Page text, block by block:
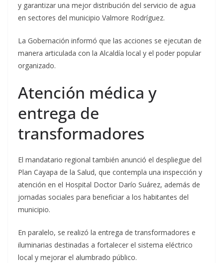
y garantizar una mejor distribución del servicio de agua
en sectores del municipio Valmore Rodríguez.
La Gobernación informó que las acciones se ejecutan de
manera articulada con la Alcaldía local y el poder popular
organizado.
Atención médica y
entrega de
transformadores
El mandatario regional también anunció el despliegue del
Plan Cayapa de la Salud, que contempla una inspección y
atención en el Hospital Doctor Darío Suárez, además de
jornadas sociales para beneficiar a los habitantes del
municipio.
En paralelo, se realizó la entrega de transformadores e
iluminarias destinadas a fortalecer el sistema eléctrico
local y mejorar el alumbrado público.